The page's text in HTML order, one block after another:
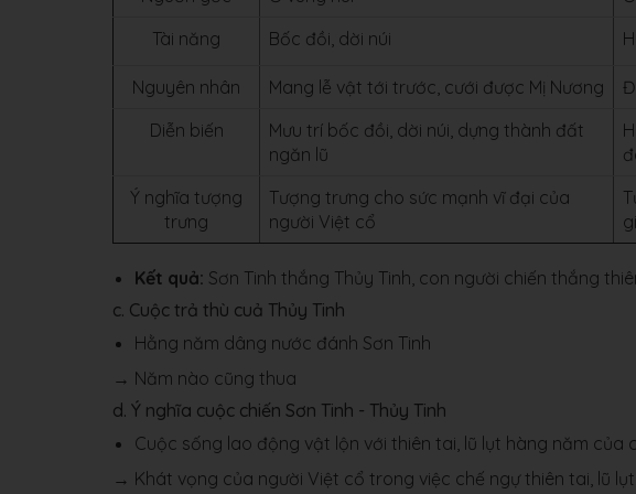
Tài năng
Bốc đồi, dời núi
Nguyên nhân Mang lễ vật tới trước, cưới được Mị Nương
Diễn biến
Mưu trí bốc đồi, dời núi, dựng thành đất
ngăn lũ
Ý nghĩa tượng
trưng
Tượng trưng cho sức mạnh vĩ đại của
người Việt cổ
Kết quả: Sơn Tinh thắng Thủy Tinh, con người chiến thắng
c. Cuộc trả thù cuả Thủy Tinh
Hằng năm dâng nước đánh Sơn Tinh
→ Năm nào cũng thua
d. Ý nghĩa cuộc chiến Sơn Tinh - Thủy Tinh
Cuộc sống lao động vật lộn với thiên tai, lũ lụt hàng năm của
→ Khát vọng của người Việt cổ trong việc chế ngự thiên tai, lũ